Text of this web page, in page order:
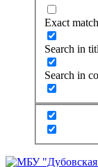
Exact
Search in
Search in